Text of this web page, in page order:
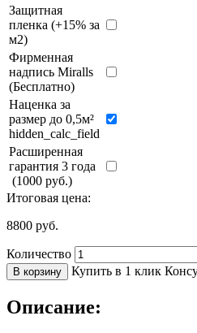
Защитная
пленка (+15% за
м2)
Фирменная
надпись Miralls
(Бесплатно)
Наценка за
размер до 0,5м²
hidden_calc_field
Расширенная
гарантия 3 года
(1000 руб.)
Итоговая цена:
8800 руб.
Количество
В корзину Купить в 1 клик
Описание: